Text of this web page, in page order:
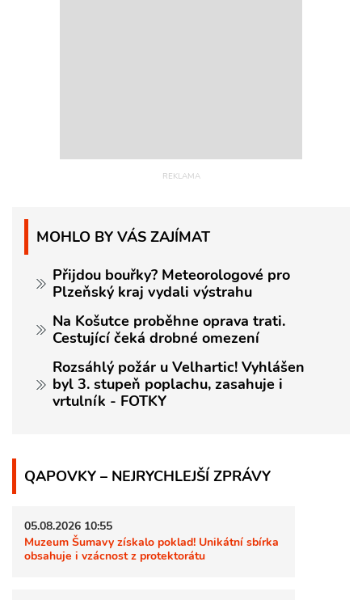
MOHLO BY VÁS ZAJÍMAT
Přijdou bouřky? Meteorologové pro
Plzeňský kraj vydali výstrahu
Na Košutce proběhne oprava trati.
Cestující čeká drobné omezení
Rozsáhlý požár u Velhartic! Vyhlášen
byl 3. stupeň poplachu, zasahuje i
vrtulník - FOTKY
QAPOVKY – NEJRYCHLEJŠÍ ZPRÁVY
05.08.2026 10:55
Muzeum Šumavy získalo poklad! Unikátní sbírka
obsahuje i vzácnost z protektorátu